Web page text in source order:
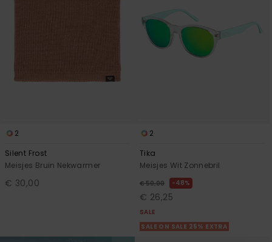
2
Silent Frost
Meisjes Bruin Nekwarmer
€ 30,00
2
Tika
Meisjes Wit Zonnebril
€ 50,00 48%
€ 26,25
SALE
SALE ON SALE 25% EXTRA